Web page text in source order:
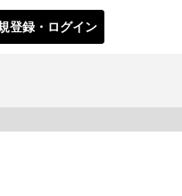
登録・ログイン